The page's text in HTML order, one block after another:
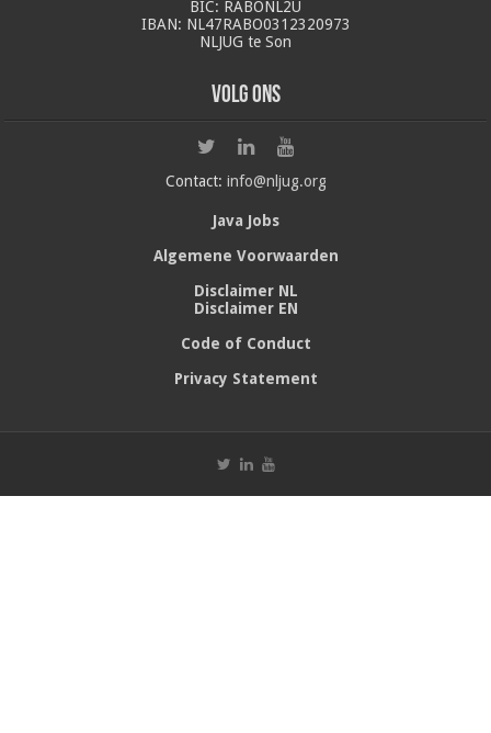
BIC: RABONL2U
IBAN: NL47RABO0312320973
NLJUG te Son
Volg ons
Contact: info@nljug.org
Java Jobs
Algemene Voorwaarden
Disclaimer NL
Disclaimer EN
Code of Conduct
Privacy Statement